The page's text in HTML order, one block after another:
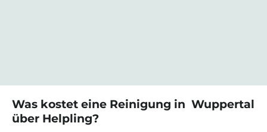
Was kostet eine Reinigung in Wuppertal
über Helpling?